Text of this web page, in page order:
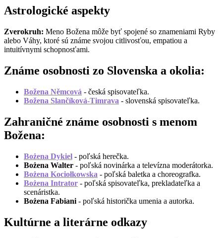
Astrologické aspekty
Zverokruh: Meno Božena môže byť spojené so znameniami Ryby
alebo Váhy, ktoré sú známe svojou citlivosťou, empatiou a
intuitívnymi schopnosťami.
Známe osobnosti zo Slovenska a okolia:
Božena Němcová - česká spisovateľka.
Božena Slančíková-Timrava - slovenská spisovateľka.
Zahraničné známe osobnosti s menom
Božena:
Bożena Dykiel - poľská herečka.
Bożena Walter - poľská novinárka a televízna moderátorka.
Bożena Kociołkowska - poľská baletka a choreografka.
Bożena Intrator - poľská spisovateľka, prekladateľka a
scenáristka.
Bożena Fabiani - poľská historička umenia a autorka.
Kultúrne a literárne odkazy